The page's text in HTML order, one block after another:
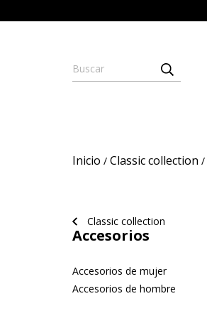
Inicio / Classic collection /
Classic collection
Accesorios
Accesorios de mujer
Accesorios de hombre